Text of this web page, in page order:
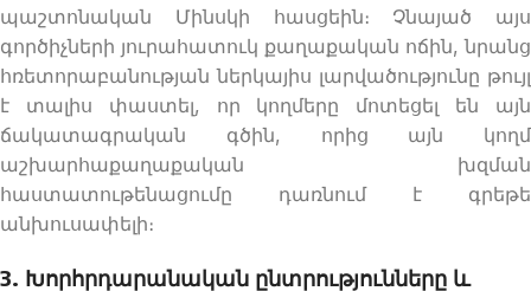
պաշտոնական Մինսկի հասցեին։ Չնայած այս
գործիչների յուրահատուկ քաղաքական ոճին, նրանց
հռետորաբանության ներկայիս լարվածությունը թույլ
է տալիս փաստել, որ կողմերը մոտեցել են այն
ճակատագրական գծին, որից այն կողմ
աշխարհաքաղաքական խզման
հաստատութենացումը դառնում է գրեթե
անխուսափելի։
3. Խորհրդարանական ընտրությունները և